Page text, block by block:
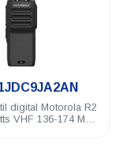
.
WAVE PTX TLK100
8 CH AES-256